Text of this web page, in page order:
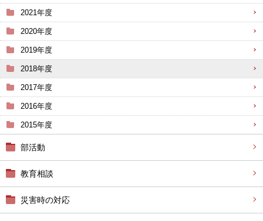
2021年度
2020年度
2019年度
2018年度
2017年度
2016年度
2015年度
部活動
教育相談
災害時の対応